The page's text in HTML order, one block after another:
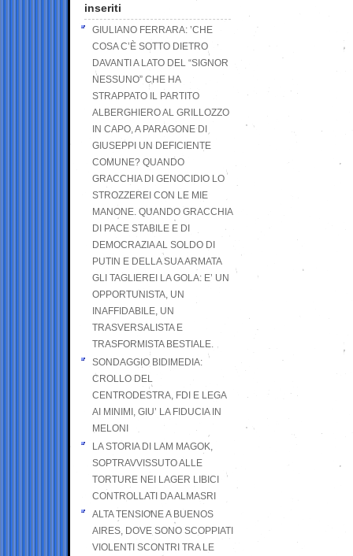
inseriti
GIULIANO FERRARA: ’CHE
COSA C’È SOTTO DIETRO
DAVANTI A LATO DEL “SIGNOR
NESSUNO” CHE HA
STRAPPATO IL PARTITO
ALBERGHIERO AL GRILLOZZO
IN CAPO, A PARAGONE DI
GIUSEPPI UN DEFICIENTE
COMUNE? QUANDO
GRACCHIA DI GENOCIDIO LO
STROZZEREI CON LE MIE
MANONE. QUANDO GRACCHIA
DI PACE STABILE E DI
DEMOCRAZIA AL SOLDO DI
PUTIN E DELLA SUA ARMATA
GLI TAGLIEREI LA GOLA: E’ UN
OPPORTUNISTA, UN
INAFFIDABILE, UN
TRASVERSALISTA E
TRASFORMISTA BESTIALE.
SONDAGGIO BIDIMEDIA:
CROLLO DEL
CENTRODESTRA, FDI E LEGA
AI MINIMI, GIU’ LA FIDUCIA IN
MELONI
LA STORIA DI LAM MAGOK,
SOPTRAVVISSUTO ALLE
TORTURE NEI LAGER LIBICI
CONTROLLATI DA ALMASRI
ALTA TENSIONE A BUENOS
AIRES, DOVE SONO SCOPPIATI
VIOLENTI SCONTRI TRA LE